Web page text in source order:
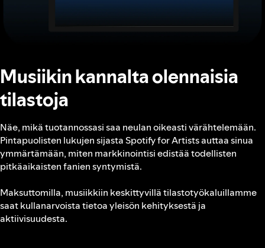
Musiikin kannalta olennaisia
tilastoja
Näe, mikä tuotannossasi saa neulan oikeasti värähtelemään.
Pintapuolisten lukujen sijasta Spotify for Artists auttaa sinua
ymmärtämään, miten markkinointisi edistää todellisten
pitkäaikaisten fanien syntymistä.
Maksuttomilla, musiikkiin keskittyvillä tilastotyökaluillamme
saat kullanarvoista tietoa yleisön kehityksestä ja
aktiivisuudesta.